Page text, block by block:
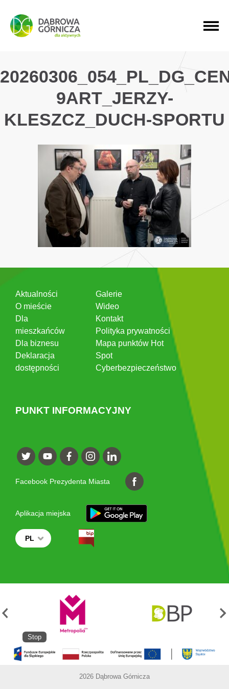
PRZEJDŹ DO MENU GŁÓWNEGO
PRZEJDŹ DO WYSZUKIWARKI
PRZEJDŹ DO TREŚCI
9ART_JERZY-
KLESZCZ_DUCH-SPORTU
Aktualności
O mieście
Dla
mieszkańców
Dla biznesu
Deklaracja
dostępności
Galerie
Wideo
Kontakt
Polityka prywatności
Mapa punktów Hot
Spot
Cyberbezpieczeństwo
PUNKT INFORMACYJNY
Facebook Prezydenta Miasta
Aplikacja miejska
PL
Stop
2026 Dąbrowa Górnicza